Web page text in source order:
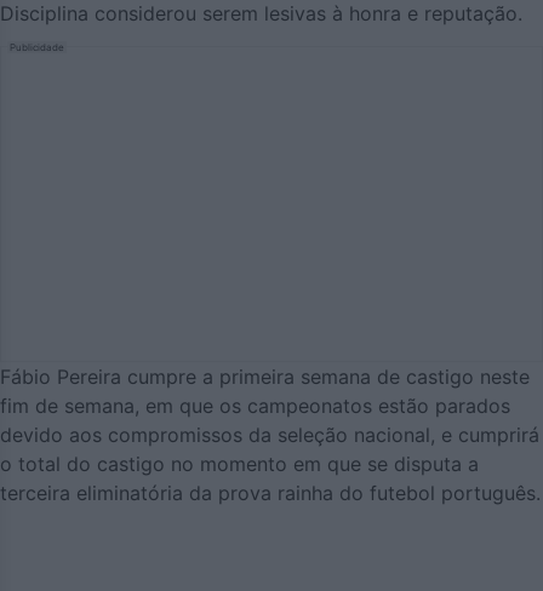
Disciplina considerou serem lesivas à honra e reputação.
Publicidade
Fábio Pereira cumpre a primeira semana de castigo neste
fim de semana, em que os campeonatos estão parados
devido aos compromissos da seleção nacional, e cumprirá
o total do castigo no momento em que se disputa a
terceira eliminatória da prova rainha do futebol português.